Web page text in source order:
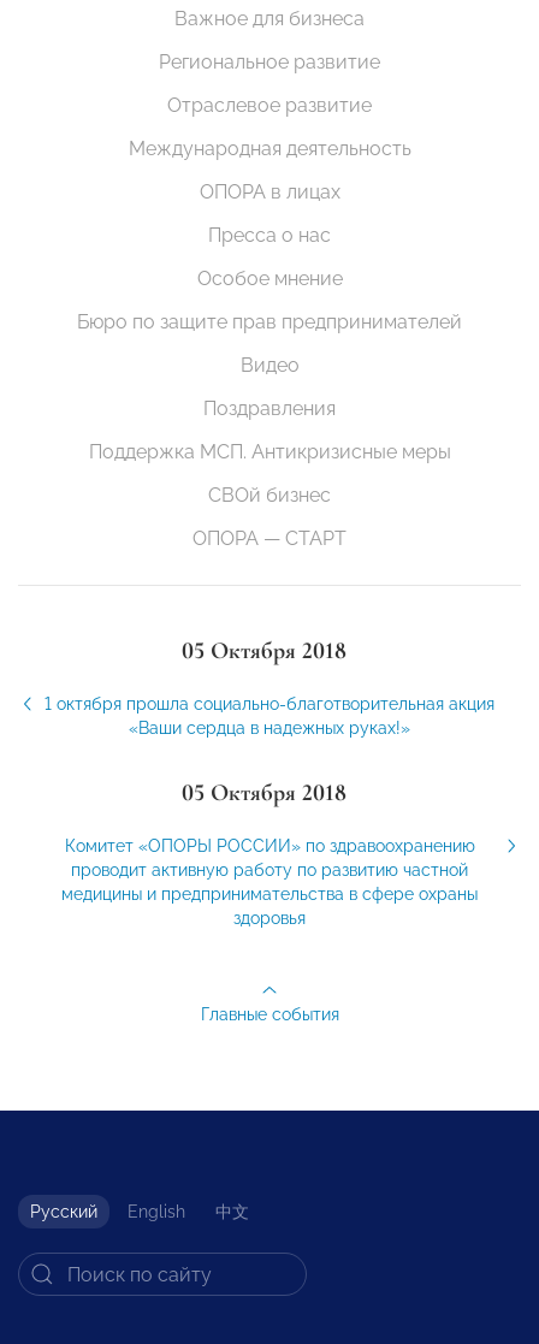
Важное для бизнеса
Региональное развитие
Отраслевое развитие
Международная деятельность
ОПОРА в лицах
Пресса о нас
Особое мнение
Бюро по защите прав предпринимателей
Видео
Поздравления
Поддержка МСП. Антикризисные меры
СВОй бизнес
ОПОРА — СТАРТ
05 Октября 2018
1 октября прошла социально-благотворительная акция
«Ваши сердца в надежных руках!»
05 Октября 2018
Комитет «ОПОРЫ РОССИИ» по здравоохранению
проводит активную работу по развитию частной
медицины и предпринимательства в сфере охраны
здоровья
Главные события
Русский English 中文